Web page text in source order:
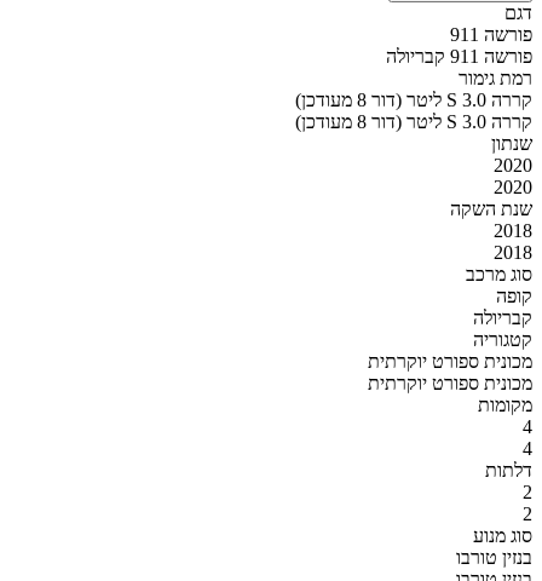
דגם
פורשה 911
פורשה 911 קבריולה
רמת גימור
קררה S 3.0 ליטר (דור 8 מעודכן)
קררה S 3.0 ליטר (דור 8 מעודכן)
שנתון
2020
2020
שנת השקה
2018
2018
סוג מרכב
קופה
קבריולה
קטגוריה
מכונית ספורט יוקרתית
מכונית ספורט יוקרתית
מקומות
4
4
דלתות
2
2
סוג מנוע
בנזין טורבו